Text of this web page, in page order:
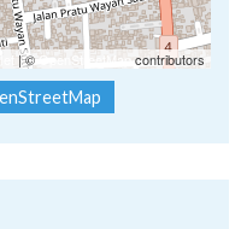
| ©OpenStreetMap contributors